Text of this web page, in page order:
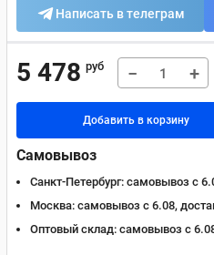
Написать в телеграм
5 478 руб − +
Добавить в корзину
Самовывоз
Санкт-Петербург: самовывоз с
Москва: самовывоз с 6.08,
Оптовый склад: самовывоз с